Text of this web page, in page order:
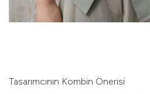
Tasarımcının Kombin Önerisi